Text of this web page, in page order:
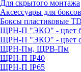
Для скрытого монтажа
Аксессуары для
Боксы пластиковые
ЩРН-П "ЭКО" - цвет
ЩРН-П "ЭКО" - цвет
ЩРН-Пм, ЩРВ-Пм
ЩРН-П IP40
ЩРН-П IP65